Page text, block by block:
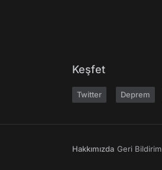
Keşfet
Twitter Deprem
Hakkımızda Geri Bildirim